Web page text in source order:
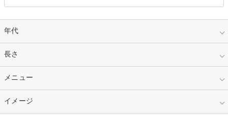
年代
指定なし
10代
30代
長さ
指定なし
ショート
メニュー
指定なし
イメージ